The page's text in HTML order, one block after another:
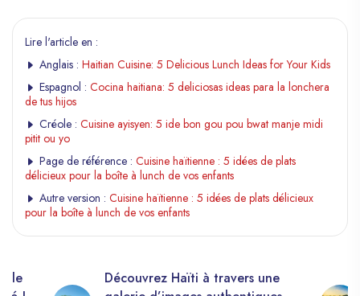
Lire l'article en :
Anglais : Haitian Cuisine: 5 Delicious Lunch Ideas for Your Kids
Espagnol : Cocina haitiana: 5 deliciosas ideas para la lonchera
de tus hijos
Créole : Cuisine ayisyen: 5 ide bon gou pou bwat manje midi
pitit ou yo
Page de référence : Cuisine haïtienne : 5 idées de plats
délicieux pour la boîte à lunch de vos enfants
Autre version : Cuisine haïtienne : 5 idées de plats délicieux
pour la boîte à lunch de vos enfants
Découvrez Haïti à travers une